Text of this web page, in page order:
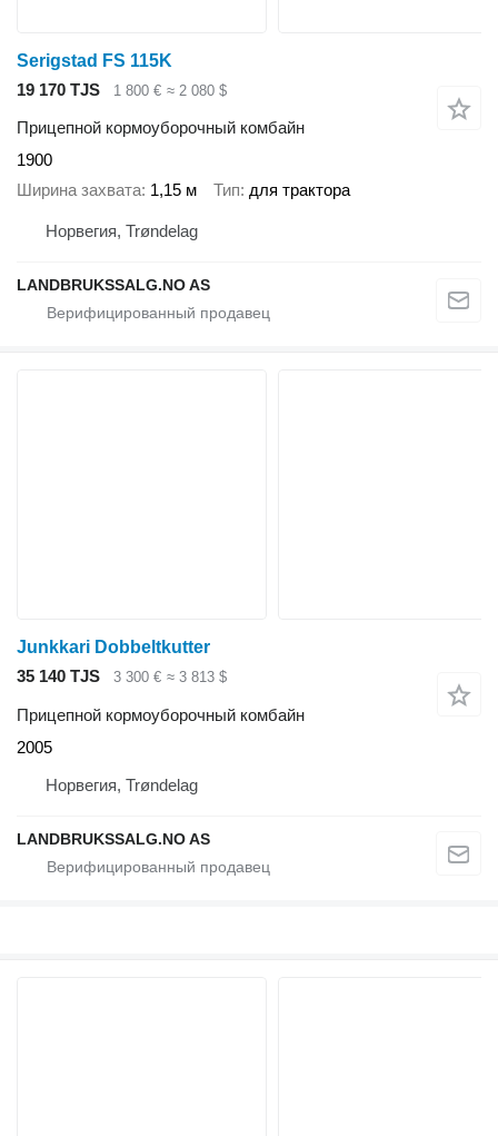
Serigstad FS 115K
19 170 TJS
1 800 € ≈ 2 080 $
Прицепной кормоуборочный комбайн
1900
Ширина захвата 1,15 м Тип для трактора
Норвегия, Trøndelag
LANDBRUKSSALG.NO AS
Junkkari Dobbeltkutter
35 140 TJS
3 300 € ≈ 3 813 $
Прицепной кормоуборочный комбайн
2005
Норвегия, Trøndelag
LANDBRUKSSALG.NO AS